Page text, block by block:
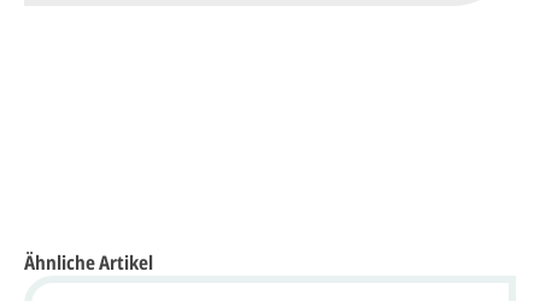
Ähnliche Artikel